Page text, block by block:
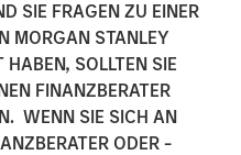
SIE FRAGEN ZU EINER
MORGAN STANLEY
SOLLTEN SIE
FINANZBERATER
WENN SIE SICH AN
ODER -